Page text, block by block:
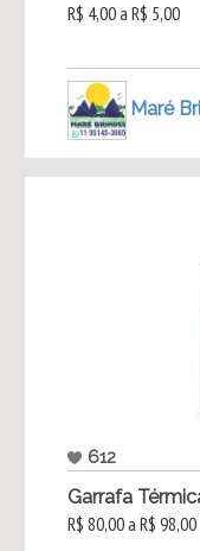
R$ 4,00 a R$ 5,00
Maré
612
Garrafa
R$ 80,00 a R$ 98,00